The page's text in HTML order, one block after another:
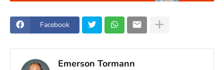
Facebook
Emerson Tormann